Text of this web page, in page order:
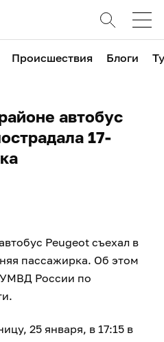
Происшествия Блоги
автобус
17-
Peugeot съехал в
пассажирка. Об этом
России по
25 января, в 17:15 в